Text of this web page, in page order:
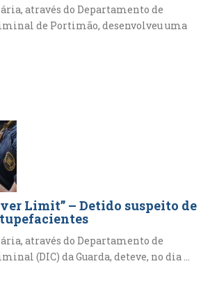
através do Departamento de
de Portimão, desenvolveu uma
Limit” – Detido suspeito de
através do Departamento de
(DIC) da Guarda, deteve, no dia ...